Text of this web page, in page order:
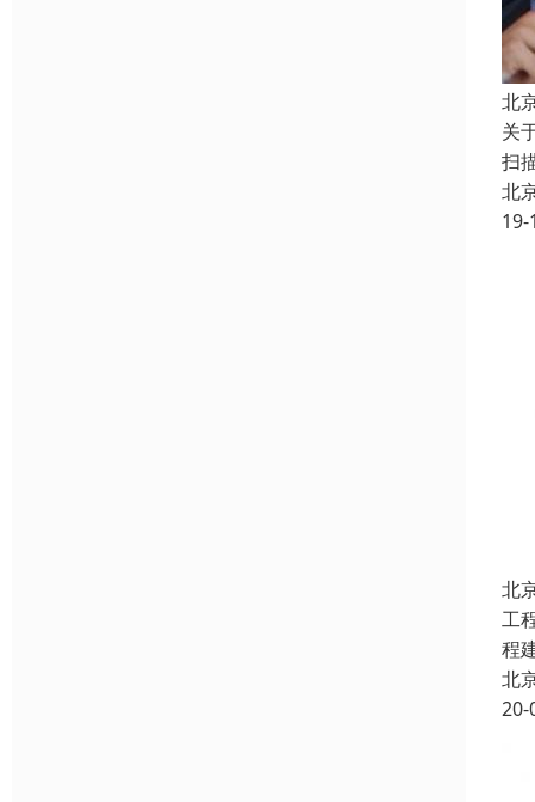
北
关
扫
北
19-
北
工
程
北
20-